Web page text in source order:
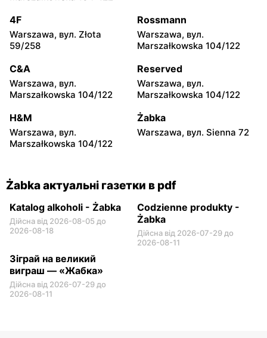
Chałubińskiego 8
73
Żabka
Grzybowska 4
Żabka
41/43
Żabka Żabka
Żabka
Warszawa, вул. Prosta 2/14
Żabka
4F
Warszawa, вул. Złota
59/258
Rossmann
Warszawa, вул.
Marszałkowska 104/122
C&A
Warszawa, вул.
Marszałkowska 104/122
Reserved
Warszawa, вул.
Marszałkowska 104/122
H&M
Warszawa, вул.
Marszałkowska 104/122
Żabka
Warszawa, вул. Sienna 72
Żabka актуальні газетки в pdf
Katalog alkoholi - Żabka
Дійсна від 2026-08-05 до
2026-08-18
Codzienne produkty -
Żabka
Дійсна від 2026-07-29 до
2026-08-11
Зіграй на великий
виграш — «Жабка»
Дійсна від 2026-07-29 до
2026-08-11